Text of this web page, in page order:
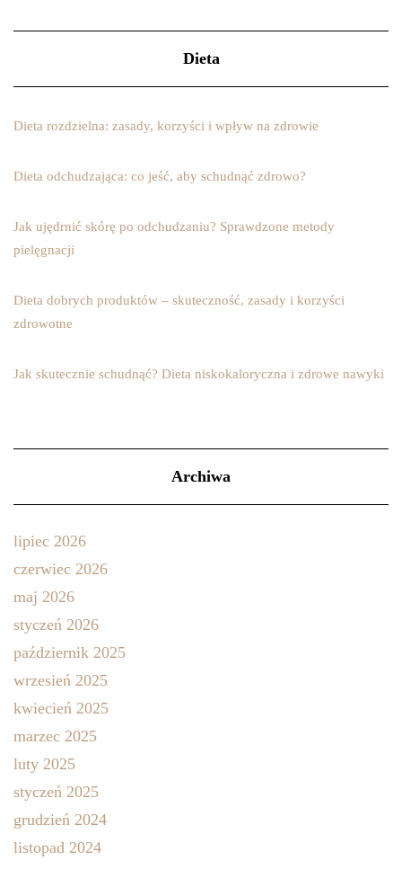
Dieta
Dieta rozdzielna: zasady, korzyści i wpływ na zdrowie
Dieta odchudzająca: co jeść, aby schudnąć zdrowo?
Jak ujędrnić skórę po odchudzaniu? Sprawdzone metody
pielęgnacji
Dieta dobrych produktów – skuteczność, zasady i korzyści
zdrowotne
Jak skutecznie schudnąć? Dieta niskokaloryczna i zdrowe nawyki
Archiwa
lipiec 2026
czerwiec 2026
maj 2026
styczeń 2026
październik 2025
wrzesień 2025
kwiecień 2025
marzec 2025
luty 2025
styczeń 2025
grudzień 2024
listopad 2024